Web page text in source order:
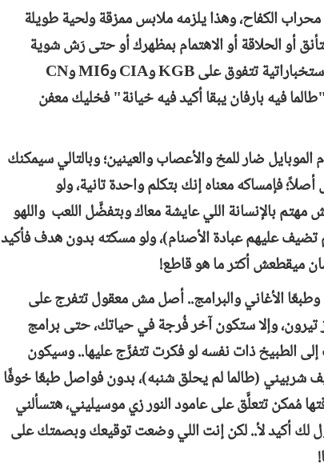
الكفاح، وهذا يلزمه ملابس ممزقة ولحية طويلة
أو الحلاقة أو الاهتمام بمظهرك أو حتى رَش شوية
تتفوق علىKGBوCIAوMI6وCN
فيه بارفان يبقا أكيد فيه خيانة" فخليك معفن
ضار للمخ والأعصاب والعينين؛ وبالتالي سيمكنك
فإمساكه معناه إنك بتكلم واحدة تانية، ولو
بالإنسانة اللي عايشة معاك وبتفضَّل اللعب واللهو
تضيف عليهم عبادة الأصنام)، ولو مسكته بدون هدف فأكيد
ميقطعش أكتر ما هو قاطع!
الأغاني والبرامج.. أصل مش معقول تتفرج على
وإلا ستكون آخر فُرجة في حياتك، حتى برامج
الطبيخ ذات نفسه لو فكرت تتفرَّج عليها.. وسيكون
شربيني (طالما لم يحلق شنبه)، بدون فواصل طبعًا خوفًا
مُمكن تتعلَّق على عامود النور زي موسيليني، هتسألني
لك أكيد لأ.. لكن إنت اللي وضعت توقيعك وبصمتك على